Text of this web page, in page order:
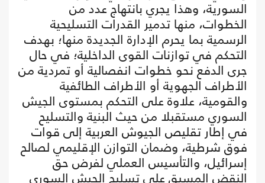
السورية، وهذا يجري بانتهاج عدد من
الخطوات، منها تدمير القدرات التسليحية
الرسمية بما يحرم الإدارة الجديدة منها؛ بهدف
التحكم في توازنات القوى الداخلية؛ في حال
جرى الدفع نحو خطوات انفصالية أو تمردية من
الأطراف الجهوية أو الأطراف الطائفية
والقومية، علاوة على التحكم بمستوى الجيش
السوري مستقبلا من حيث البنية والتسليح
في إطار تقليص الجيوش العربية إلى قوات
فوق شرطية، وضمان التوازن الإقليمي لصالح
إسرائيل، والتأسيس العملي لفرض حق
النقض المسبق على تسليح الجيش السوري